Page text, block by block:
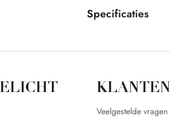
Specificaties
Veelgestelde vragen